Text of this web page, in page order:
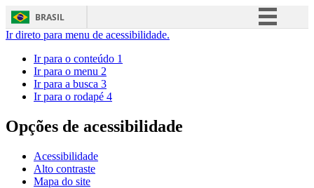
BRASIL
Ir direto para menu de acessibilidade.
Ir para o conteúdo 1
Ir para o menu 2
Ir para a busca 3
Ir para o rodapé 4
Opções de acessibilidade
Acessibilidade
Alto contraste
Mapa do site